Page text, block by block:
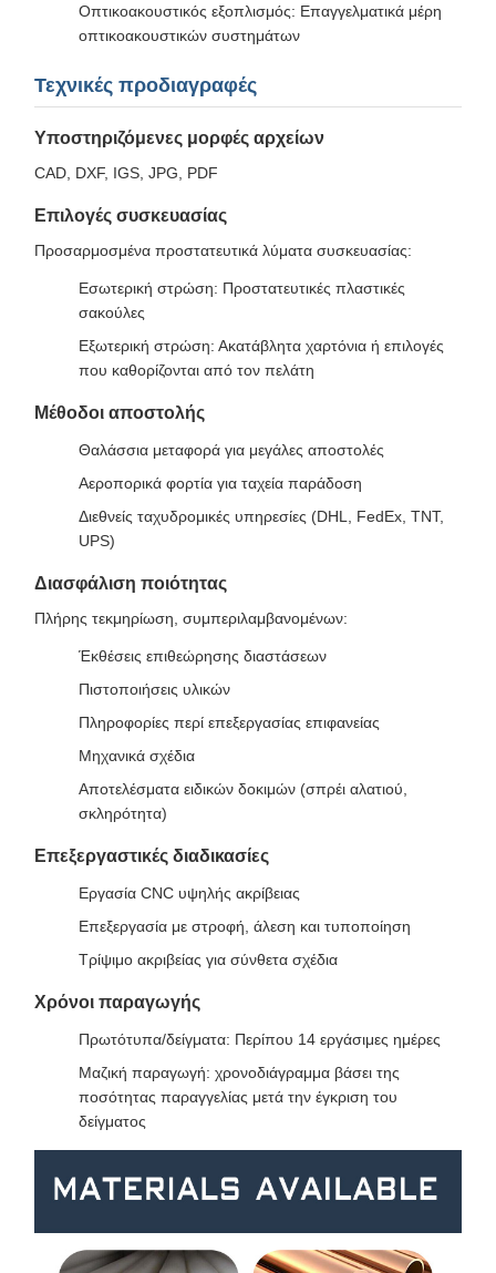
Οπτικοακουστικός εξοπλισμός: Επαγγελματικά μέρη
οπτικοακουστικών συστημάτων
Τεχνικές προδιαγραφές
Υποστηριζόμενες μορφές αρχείων
CAD, DXF, IGS, JPG, PDF
Επιλογές συσκευασίας
Προσαρμοσμένα προστατευτικά λύματα συσκευασίας:
Εσωτερική στρώση: Προστατευτικές πλαστικές
σακούλες
Εξωτερική στρώση: Ακατάβλητα χαρτόνια ή επιλογές
που καθορίζονται από τον πελάτη
Μέθοδοι αποστολής
Θαλάσσια μεταφορά για μεγάλες αποστολές
Αεροπορικά φορτία για ταχεία παράδοση
Διεθνείς ταχυδρομικές υπηρεσίες (DHL, FedEx, TNT,
UPS)
Διασφάλιση ποιότητας
Πλήρης τεκμηρίωση, συμπεριλαμβανομένων:
Έκθέσεις επιθεώρησης διαστάσεων
Πιστοποιήσεις υλικών
Πληροφορίες περί επεξεργασίας επιφανείας
Μηχανικά σχέδια
Αποτελέσματα ειδικών δοκιμών (σπρέι αλατιού,
σκληρότητα)
Επεξεργαστικές διαδικασίες
Εργασία CNC υψηλής ακρίβειας
Επεξεργασία με στροφή, άλεση και τυποποίηση
Τρίψιμο ακριβείας για σύνθετα σχέδια
Χρόνοι παραγωγής
Πρωτότυπα/δείγματα: Περίπου 14 εργάσιμες ημέρες
Μαζική παραγωγή: χρονοδιάγραμμα βάσει της
ποσότητας παραγγελίας μετά την έγκριση του
δείγματος